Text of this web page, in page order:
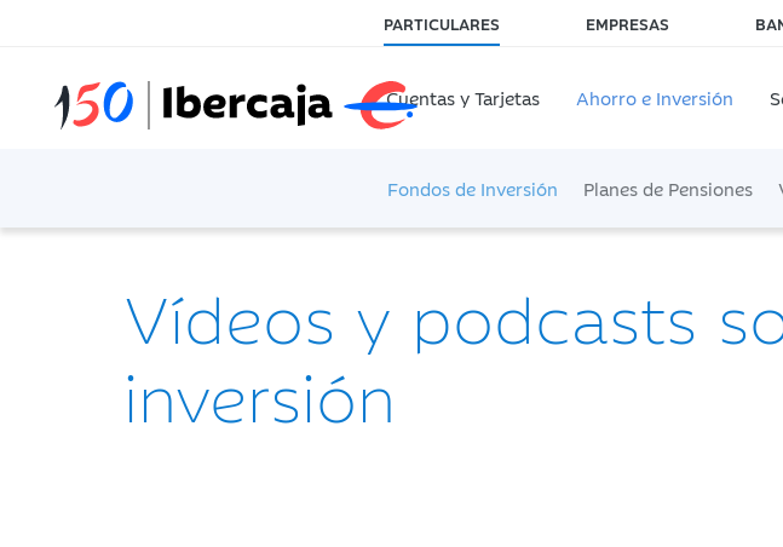
PARTICULARES EMPRESAS
Cuentas y Tarjetas Ahorro e Inversión
Fondos de Inversión Planes de Pensiones
Vídeos y podcasts
inversión